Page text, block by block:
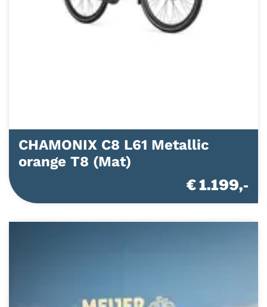
CHAMONIX C8 L61 Metallic
orange T8 (Mat)
€ 1.199,-